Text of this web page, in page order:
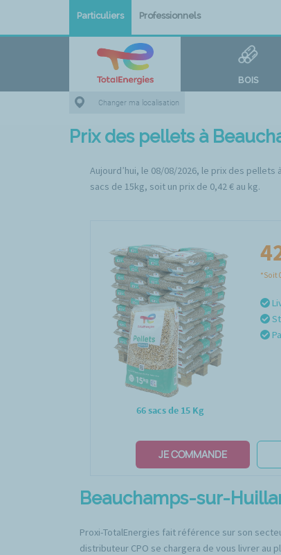
Particuliers Professionnels
BOIS
Changer ma localisation
Prix des pellets à
Aujourd’hui, le 08/08/2026, le prix des
sacs de 15kg, soit un prix de 0,42 € au kg.
66 sacs de 15 Kg
*Soit
JE COMMANDE
Beauchamps-sur-
Proxi-TotalEnergies fait référence sur son
distributeur CPO se chargera de vous livrer au